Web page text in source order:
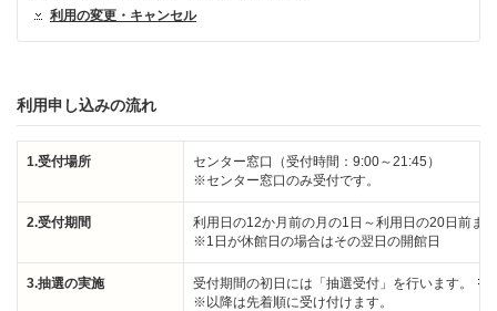
利用の変更・キャンセル
利用申し込みの流れ
1.受付場所
センター窓口（受付時間：9:00～21:45）
※センター窓口のみ受付です。
2.受付期間
利用日の12か月前の月の1日～利用日の20日前まで
※1日が休館日の場合はその翌日の開館日
3.抽選の実施 受付期間の初日には「抽選受付」を行います。
※以降は先着順に受け付けます。